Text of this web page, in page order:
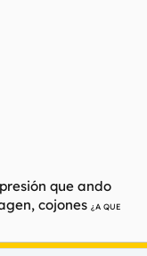
que ando
cojones ¿A QUE